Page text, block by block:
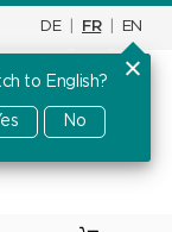
DE FR EN
to English?
No